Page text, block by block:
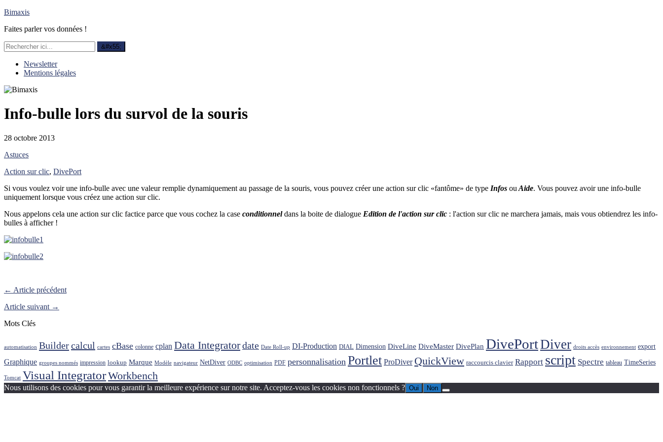
Bimaxis
Faites parler vos données !
Newsletter
Mentions légales
Info-bulle lors du survol de la souris
28 octobre 2013
Astuces
Action sur clic, DivePort
Si vous voulez voir une info-bulle avec une valeur remplie dynamiquement au passage de la souris, vous pouvez créer une action sur clic «fantôme» de type Infos ou Aide. Vous pouvez avoir une info-bulle
uniquement lorsque vous créez une action sur clic.
Nous appelons cela une action sur clic factice parce que vous cochez la case conditionneldans la boite de dialogue Edition de l'action sur clic : l'action sur clic ne marchera jamais, mais vous obtiendrez les info-
bulles à afficher !
← Article précédent
Article suivant →
Mots Clés
automatisation Buildercalcul cartes cBase colonne cplan Data Integratordate Date Roll-up DI-Production DIAL Dimension DiveLine DiveMaster DivePlan DivePortDiver droits accès environnement export
Graphique groupes nommés impression lookup Marque Modèle navigateur NetDiver ODBC optimisation PDF personnalisation Portlet ProDiver QuickView raccourcis clavier Rapport script Spectre tableau TimeSeries
Tomcat Visual IntegratorWorkbench
Nous utilisons des cookies pour vous garantir la meilleure expérience sur notre site. Acceptez-vous les cookies non fonctionnels ? Oui Non